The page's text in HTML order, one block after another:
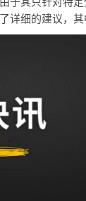
细的建议，